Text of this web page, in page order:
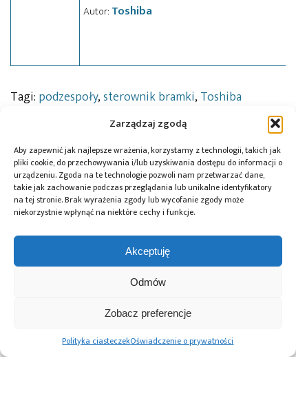
Zarządzaj zgodą
Aby zapewnić jak najlepsze wrażenia, korzystamy z technologii, takich jak
pliki cookie, do przechowywania i/lub uzyskiwania dostępu do informacji o
urządzeniu. Zgoda na te technologie pozwoli nam przetwarzać dane,
takie jak zachowanie podczas przeglądania lub unikalne identyfikatory
na tej stronie. Brak wyrażenia zgody lub wycofanie zgody może
niekorzystnie wpłynąć na niektóre cechy i funkcje.
Akceptuję
Odmów
Zobacz preferencje
Polityka ciasteczekOświadczenie o prywatności
Autor: Toshiba
Tagi: podzespoły,sterownik bramki, Toshiba
Przeczytaj również:
10 lat Finder
z perspektywą
Global Electronics
Association
opublikowało
normę IPC-A-630A
obudów
architekturę
oraz centrów